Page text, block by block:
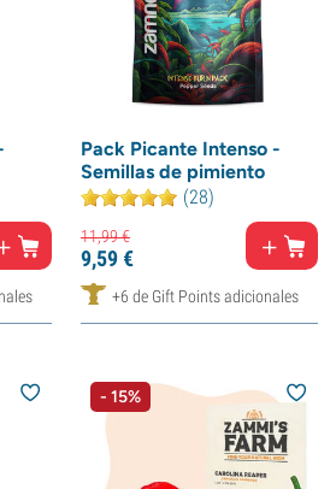
Pack Picante Intenso -
Semillas de pimiento
(28)
11,99€
9,59€
+6 de Gift Points adicionales
- 15%